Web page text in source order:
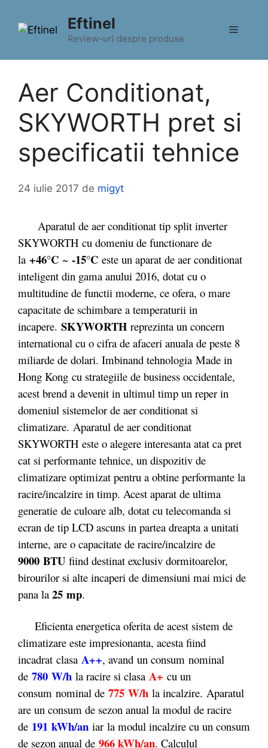
conținut
Eftinel
Review-uri despre produse
Meniu
Aer Conditionat,
SKYWORTH pret si
specificatii tehnice
24 iulie 2017 de migyt
Aparatul de aer conditionat tip split inverter
SKYWORTH cu domeniu de functionare de
la +46°C ~ -15°C este un aparat de aer conditionat
inteligent din gama anului 2016, dotat cu o
multitudine de functii moderne, ce ofera, o mare
capacitate de schimbare a temperaturii in
incapere. SKYWORTH reprezinta un concern
international cu o cifra de afaceri anuala de peste 8
miliarde de dolari. Imbinand tehnologia Made in
Hong Kong cu strategiile de business occidentale,
acest brend a devenit in ultimul timp un reper in
domeniul sistemelor de aer conditionat si
climatizare. Aparatul de aer conditionat
SKYWORTH este o alegere interesanta atat ca pret
cat si performante tehnice, un dispozitiv de
climatizare optimizat pentru a obtine performante la
racire/incalzire in timp. Acest aparat de ultima
generatie de culoare alb, dotat cu telecomanda si
ecran de tip LCD ascuns in partea dreapta a unitati
interne, are o capacitate de racire/incalzire de
9000 BTU fiind destinat exclusiv dormitoarelor,
birourilor si alte incaperi de dimensiuni mai mici de
pana la 25 mp.
Eficienta energetica oferita de acest sistem de
climatizare este impresionanta, acesta fiind
incadrat clasa A++, avand un consum nominal
de 780 W/h la racire si clasa A+ cu un
consum nominal de 775 W/h la incalzire. Aparatul
are un consum de sezon anual la modul de racire
de 191 kWh/an iar la modul incalzire cu un consum
de sezon anual de 966 kWh/an. Calculul